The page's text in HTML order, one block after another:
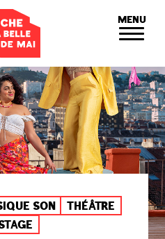
MENU
SON
THÉÂTRE